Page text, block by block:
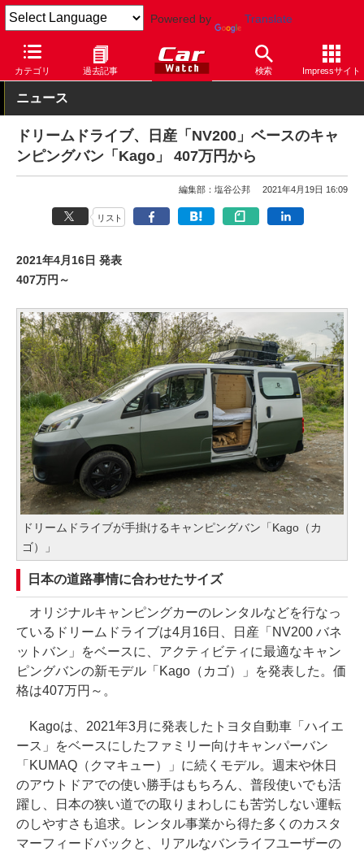
Powered by Translate
カテゴリ 過去記事 検索 Impressサイト
Car Watch 自動車 NV200
ニュース
ドリームドライブ、日産「NV200」ベースのキャ
ンピングバン「Kago」 407万円から
編集部：塩谷公邦 2021年4月19日 16:09
リスト
2021年4月16日 発表
407万円～
ドリームドライブが手掛けるキャンピングバン「Kago（カ
ゴ）」
日本の道路事情に合わせたサイズ
オリジナルキャンピングカーのレンタルなどを行なっ
ているドリームドライブは4月16日、日産「NV200 バネ
ットバン」をベースに、アクティビティに最適なキャン
ピングバンの新モデル「Kago（カゴ）」を発表した。価
格は407万円～。
Kagoは、2021年3月に発表したトヨタ自動車「ハイエ
ース」をベースにしたファミリー向けキャンパーバン
「KUMAQ（クマキュー）」に続くモデル。週末や休日
のアウトドアでの使い勝手はもちろん、普段使いでも活
躍し、日本の狭い道での取りまわしにも苦労しない運転
のしやすさも追求。レンタル事業から得た多くのカスタ
マーフィードバックと、リアルなバンライフユーザーの